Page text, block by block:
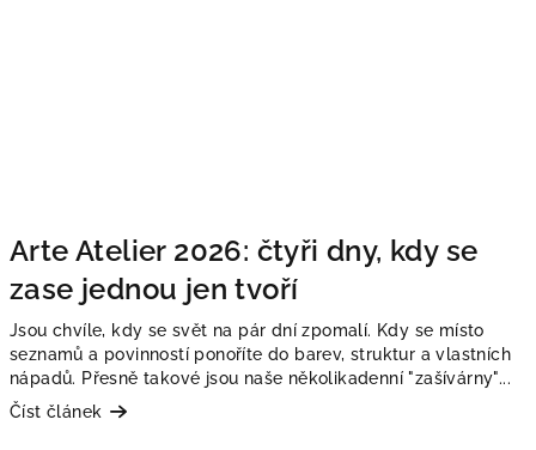
Arte Atelier 2026: čtyři dny, kdy se
zase jednou jen tvoří
Jsou chvíle, kdy se svět na pár dní zpomalí. Kdy se místo
seznamů a povinností ponoříte do barev, struktur a vlastních
nápadů. Přesně takové jsou naše několikadenní "zašívárny"...
Číst článek